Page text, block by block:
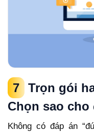
7
Trọn gói
Chọn sao
Không có đáp án